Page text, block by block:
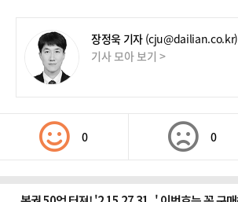
장정욱 기자 (cju@dailian.co.kr)
기사 모아 보기 >
0 0